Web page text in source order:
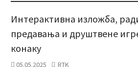
Интерактивна изложба,
предавања и друштвене
конаку
05.05.2025 RTK